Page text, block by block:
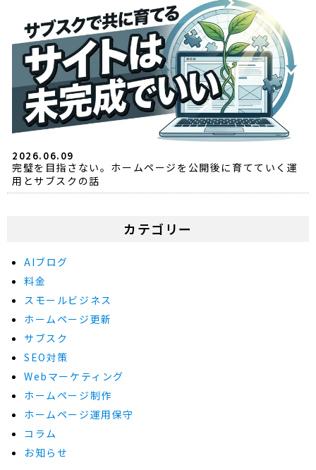
2026.06.09
完璧を目指さない。ホームページを公開後に育てていく運
用とサブスクの話
カテゴリー
AIブログ
料金
スモールビジネス
ホームページ更新
サブスク
SEO対策
Webマーケティング
ホームページ制作
ホームページ運用保守
コラム
お知らせ